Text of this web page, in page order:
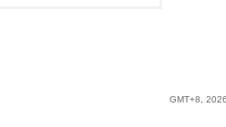
GMT+8,